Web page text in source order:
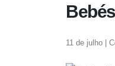
11 de julho |